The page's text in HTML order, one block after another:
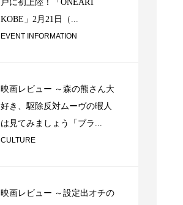
切り取られる景色 〜小さいこと
は良いことだ〜 その1...
戸に初上陸！「ONEART
KOBE」2月21日（...
EVENT INFORMATION
映画レビュー ～森の熊さん大
好き、駆除反対ムーヴの暇人
は見てみましょう「ブラ...
CULTURE
映画レビュー ～設定出オチの